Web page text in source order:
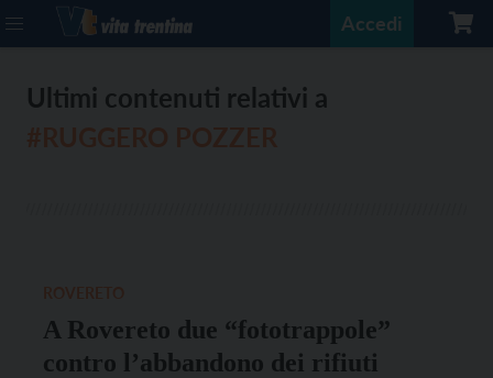
Accedi
Ultimi contenuti relativi a
A Rovereto due “fototrappole”
contro l’abbandono dei rifiuti